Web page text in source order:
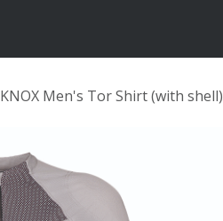
KNOX Men's Tor Shirt (with shell)